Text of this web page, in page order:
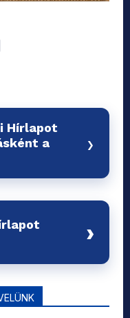
Hírlapot
a
›
›